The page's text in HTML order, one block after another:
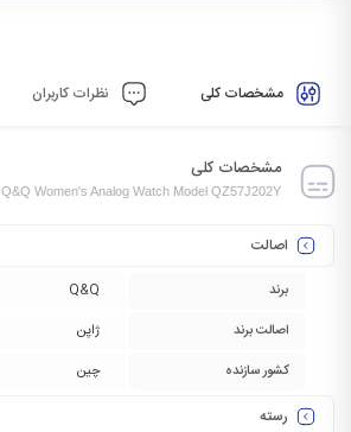
مشخصات کلی نظرات کاربران
مشخصات کلی
Q&Q Women's Analog Watch Model QZ57J202Y
اصالت
برند
Q&Q
اصالت برند
ژاپن
کشور سازنده
چین
رسته